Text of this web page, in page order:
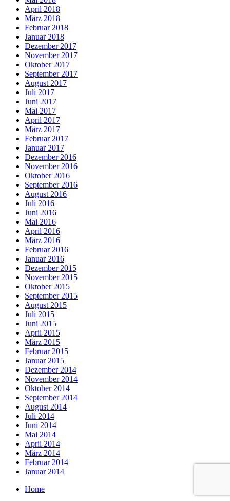
April 2018
März 2018
Februar 2018
Januar 2018
Dezember 2017
November 2017
Oktober 2017
September 2017
August 2017
Juli 2017
Juni 2017
Mai 2017
April 2017
März 2017
Februar 2017
Januar 2017
Dezember 2016
November 2016
Oktober 2016
September 2016
August 2016
Juli 2016
Juni 2016
Mai 2016
April 2016
März 2016
Februar 2016
Januar 2016
Dezember 2015
November 2015
Oktober 2015
September 2015
August 2015
Juli 2015
Juni 2015
April 2015
März 2015
Februar 2015
Januar 2015
Dezember 2014
November 2014
Oktober 2014
September 2014
August 2014
Juli 2014
Juni 2014
Mai 2014
April 2014
März 2014
Februar 2014
Januar 2014
Home